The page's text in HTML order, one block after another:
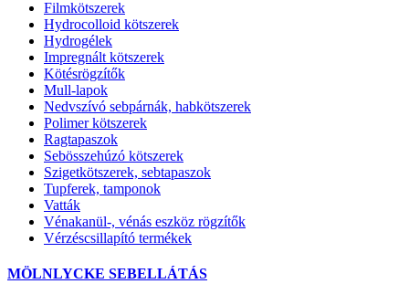
Filmkötszerek
Hydrocolloid kötszerek
Hydrogélek
Impregnált kötszerek
Kötésrögzítők
Mull-lapok
Nedvszívó sebpárnák, habkötszerek
Polimer kötszerek
Ragtapaszok
Sebösszehúzó kötszerek
Szigetkötszerek, sebtapaszok
Tupferek, tamponok
Vatták
Vénakanül-, vénás eszköz rögzítők
Vérzéscsillapító termékek
MÖLNLYCKE SEBELLÁTÁS